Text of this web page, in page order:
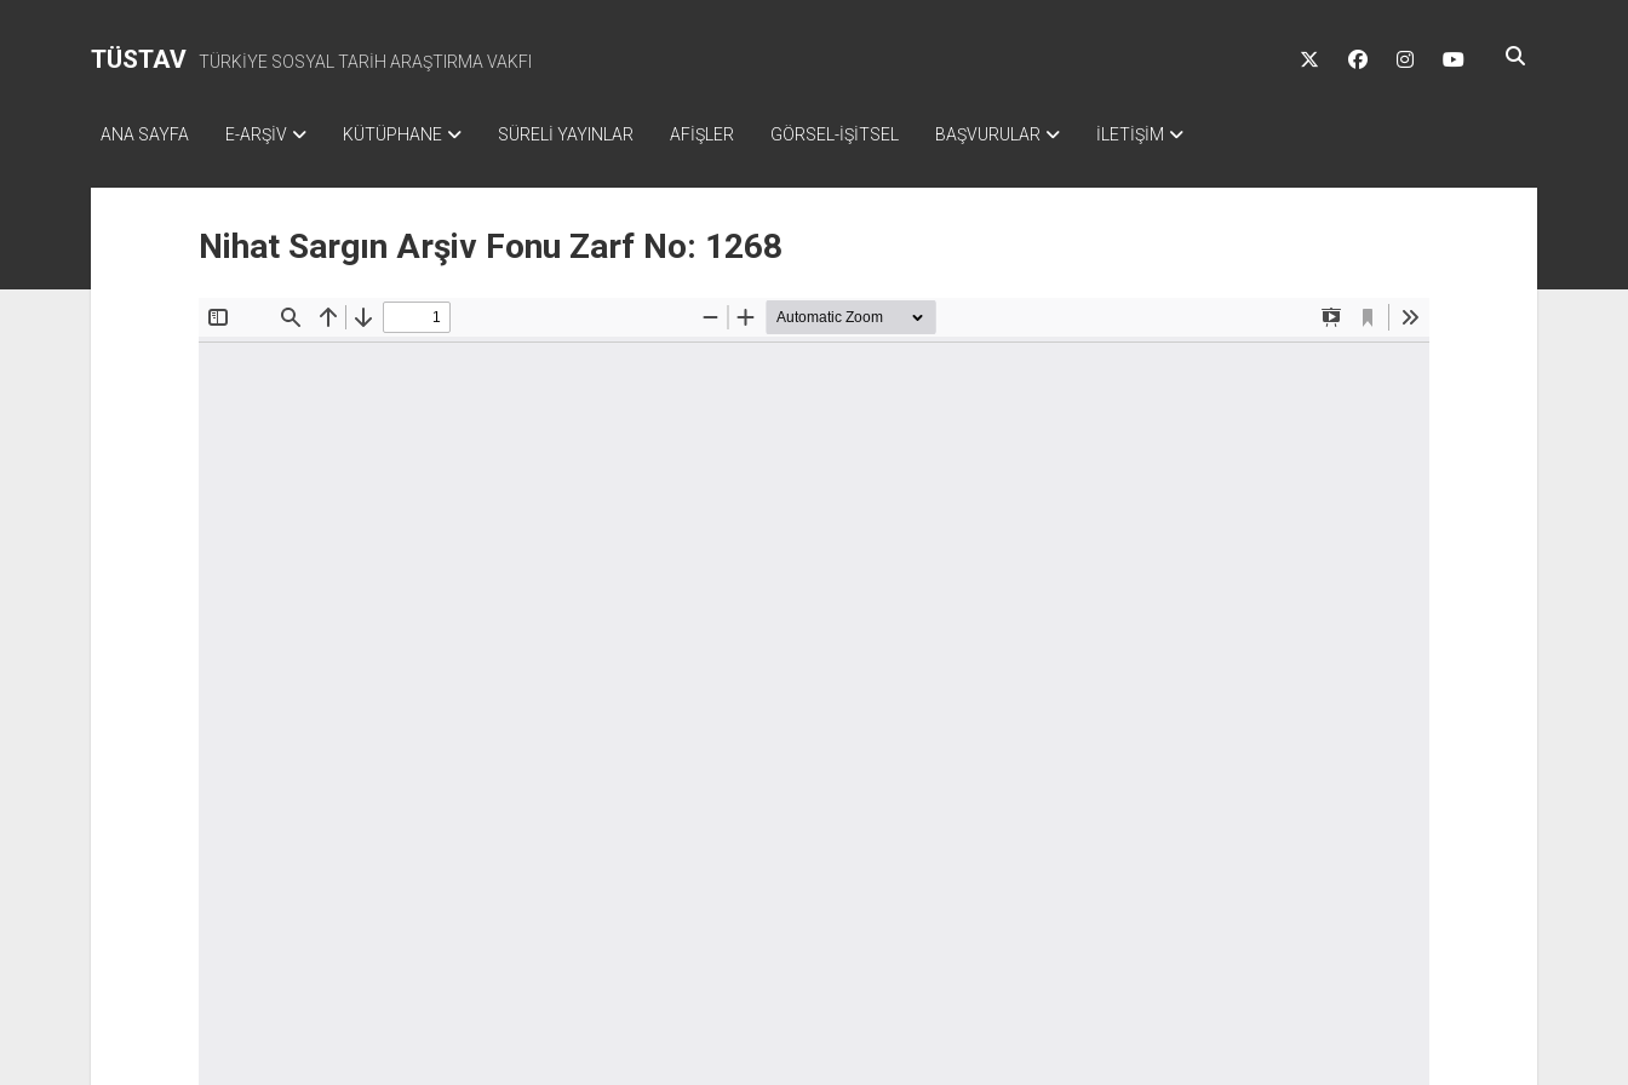
TÜSTAV TÜRKİYE SOSYAL TARİH ARAŞTIRMA VAKFI
twitter facebookinstagramyoutube
ANA SAYFA E-ARŞİV KÜTÜPHANE SÜRELİ YAYINLAR AFİŞLER GÖRSEL-İŞİTSEL BAŞVURULAR İLETİŞİM
Nihat Sargın Arşiv Fonu Zarf No: 1268